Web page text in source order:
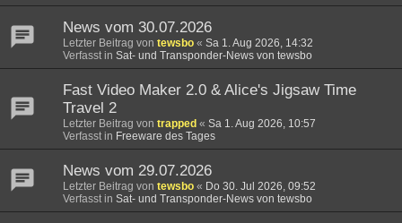
News vom 30.07.2026
Letzter Beitrag von tewsbo « Sa 1. Aug 2026, 14:32
Verfasst in Sat- und Transponder-News von tewsbo
Fast Video Maker 2.0 & Alice's Jigsaw Time
Travel 2
Letzter Beitrag von trapped « Sa 1. Aug 2026, 10:57
Verfasst in Freeware des Tages
News vom 29.07.2026
Letzter Beitrag von tewsbo « Do 30. Jul 2026, 09:52
Verfasst in Sat- und Transponder-News von tewsbo